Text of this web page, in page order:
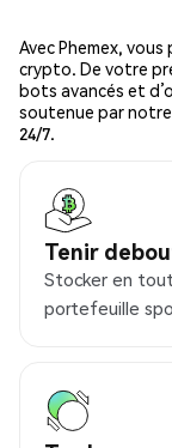
Avec Phemex,
crypto. De votre
bots avancés et
soutenue par
24/7.
Tenir
Stocker en
portefeuille